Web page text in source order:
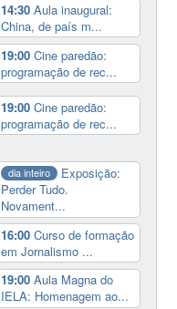
14:30Aula inaugural:
China, de país m...
19:00Cine paredão:
programação de rec...
19:00Cine paredão:
programação de rec...
dia inteiro
Exposição:
Perder Tudo.
Novament...
16:00Curso de formação
em Jornalismo ...
19:00Aula Magna do
IELA: Homenagem ao...